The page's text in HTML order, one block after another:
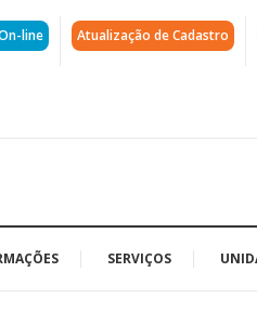
line Atualização de Cadastro
SERVIÇOS